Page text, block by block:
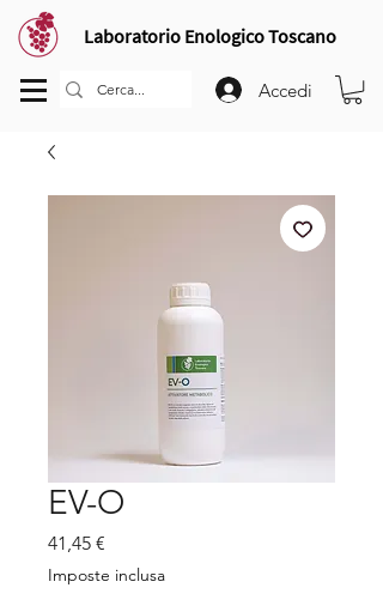
Laboratorio Enologico Toscano
Accedi
EV-O
41,45 €
Imposte inclusa